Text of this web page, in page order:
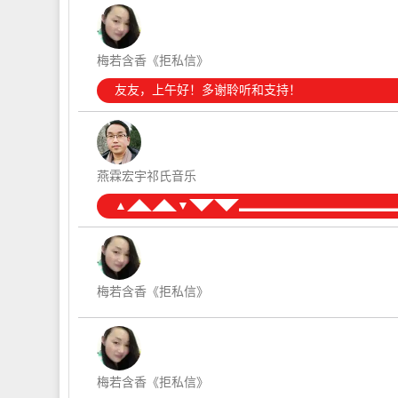
梅若含香《拒私信》
友友，上午好！多谢聆听和支持！
燕霖宏宇祁氏音乐
梅若含香《拒私信》
梅若含香《拒私信》